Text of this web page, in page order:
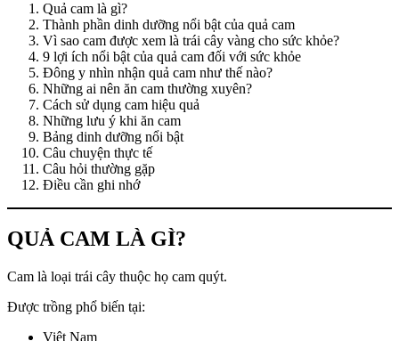
Quả cam là gì?
Thành phần dinh dưỡng nổi bật của quả cam
Vì sao cam được xem là trái cây vàng cho sức khỏe?
9 lợi ích nổi bật của quả cam đối với sức khỏe
Đông y nhìn nhận quả cam như thế nào?
Những ai nên ăn cam thường xuyên?
Cách sử dụng cam hiệu quả
Những lưu ý khi ăn cam
Bảng dinh dưỡng nổi bật
Câu chuyện thực tế
Câu hỏi thường gặp
Điều cần ghi nhớ
QUẢ CAM LÀ GÌ?
Cam là loại trái cây thuộc họ cam quýt.
Được trồng phổ biến tại:
Việt Nam